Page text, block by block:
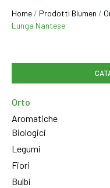
Home / Prodotti Blumen /
Lunga Nantese
Orto
Aromatiche
Biologici
Legumi
Fiori
Bulbi